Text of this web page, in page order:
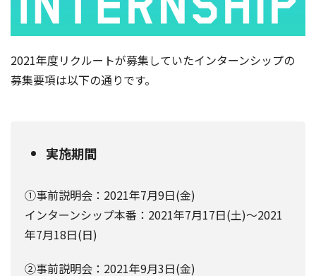
2021年度リクルートが募集していたインターンシップの
募集要項は以下の通りです。
実施期間
①事前説明会：2021年7月9日(金)
インターンシップ本番：2021年7月17日(土)〜2021
年7月18日(日)
②事前説明会：2021年9月3日(金)